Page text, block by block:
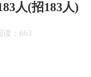
人(招183人)
读：663